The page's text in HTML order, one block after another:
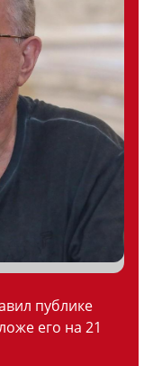
публике
его на 21